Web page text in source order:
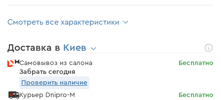
Смотреть все характеристики
Доставка в Киев
Самовывоз из салона
Забрать сегодня
Бесплатно
Проверить наличие
Курьер Dnipro-M
Бесплатно